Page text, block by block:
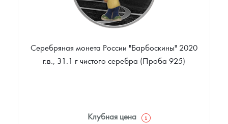
Серебряная монета России "Барбоскины" 2020
г.в., 31.1 г чистого серебра (Проба 925)
Клубная цена